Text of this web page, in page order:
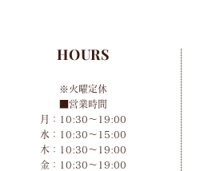
HOURS
※火曜定休
■営業時間
月：10:30～19:00
水：10:30～15:00
木：10:30～19:00
金：10:30～19:00